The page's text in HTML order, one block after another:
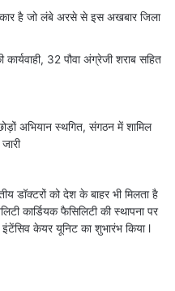
है जो लंबे अरसे से इस अखबार जिला
32 पौवा अंग्रेजी शराब सहित
अभियान स्थगित, संगठन में शामिल
डॉक्टरों को देश के बाहर भी मिलता है
कार्डियक फैसिलिटी की स्थापना पर
इंटेंसिव केयर यूनिट का शुभारंभ किया l